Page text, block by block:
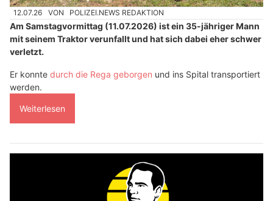
12.07.26 VON POLIZEI.NEWS REDAKTION
Am Samstagvormittag (11.07.2026) ist ein 35-jähriger Mann
mit seinem Traktor verunfallt und hat sich dabei eher schwer
verletzt.
Er konnte durch die Rega geborgen und ins Spital transportiert
werden.
Weiterlesen